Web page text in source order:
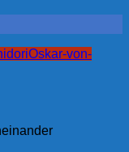
Oskar-von-